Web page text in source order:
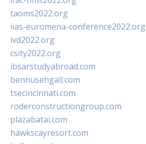
taoms2022.org
iias-euromena-conference2022.org
ivd2022.org
csity2022.org
ibsarstudyabroad.com
bennusehgall.com
tsecincinnati.com
roderconstructiongroup.com
plazabatai.com
hawkscayresort.com